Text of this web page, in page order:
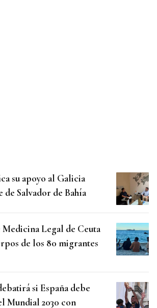
su apoyo al Galicia
Salvador de Bahía
Legal de Ceuta
de los 80 migrantes
si España debe
Mundial 2030 con